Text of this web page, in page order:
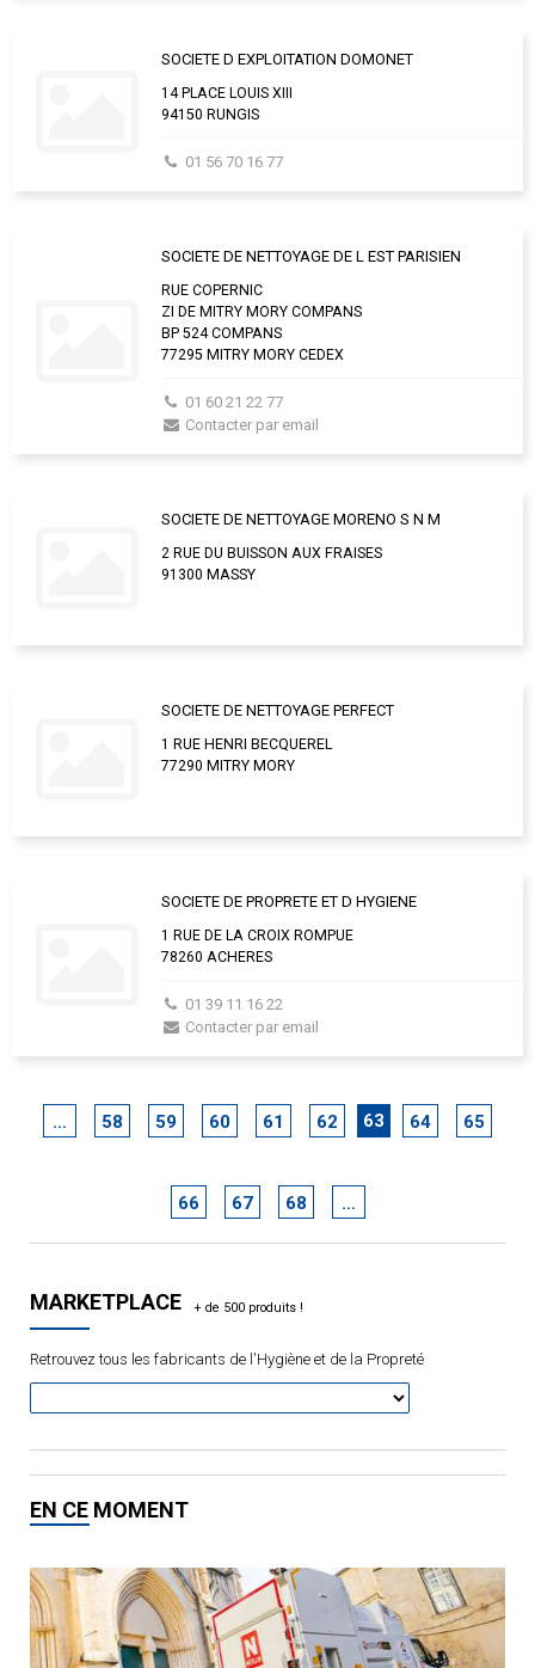
SOCIETE D EXPLOITATION DOMONET
14 PLACE LOUIS XIII
94150 RUNGIS
01 56 70 16 77
SOCIETE DE NETTOYAGE DE L EST PARISIEN
RUE COPERNIC
ZI DE MITRY MORY COMPANS
BP 524 COMPANS
77295 MITRY MORY CEDEX
01 60 21 22 77
Contacter par email
SOCIETE DE NETTOYAGE MORENO S N M
2 RUE DU BUISSON AUX FRAISES
91300 MASSY
SOCIETE DE NETTOYAGE PERFECT
1 RUE HENRI BECQUEREL
77290 MITRY MORY
SOCIETE DE PROPRETE ET D HYGIENE
1 RUE DE LA CROIX ROMPUE
78260 ACHERES
01 39 11 16 22
Contacter par email
… 58 59 60 61 62 63 64 65
66 67 68 …
MARKETPLACE
Retrouvez tous les fabricants de l'Hygiène et de la Propreté
EN CE MOMENT